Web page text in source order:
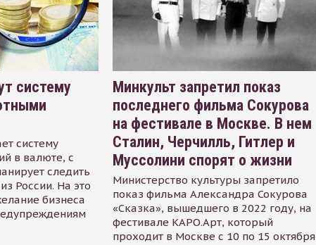
систему
систему
в валюте, с
следить
России. На это
бизнеса
Минкульт запретил показ
последнего фильма Сокурова
на фестивале в Москве. В нем
Сталин, Черчилль, Гитлер и
Муссолини спорят о жизни
Министерство культуры запретило
показ фильма Александра Сокурова
«Сказка», вышедшего в 2022 году, на
фестивале КАРО.Арт, который
проходит в Москве с 10 по 15 октября